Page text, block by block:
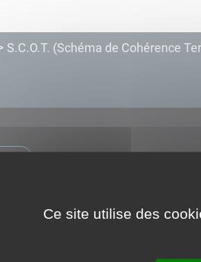
S.C.O.T. (Schéma de Cohérence
(Schéma de Cohérence
Ce site utilise des